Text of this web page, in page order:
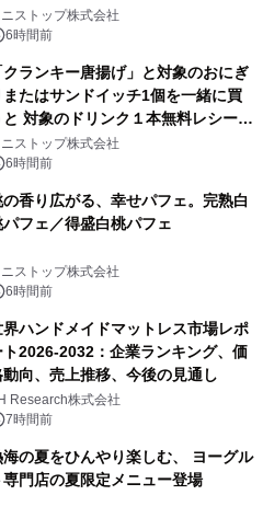
ニストップ株式会社
6時間前
クランキー唐揚げ」と対象のおにぎ
またはサンドイッチ1個を一緒に買
と 対象のドリンク１本無料レシート
ーポンもらえる！※1
ニストップ株式会社
6時間前
の香り広がる、幸せパフェ。完熟白
パフェ／得盛白桃パフェ
ニストップ株式会社
6時間前
界ハンドメイドマットレス市場レポ
ト2026-2032：企業ランキング、価
動向、売上推移、今後の見通し
Research株式会社
7時間前
海の夏をひんやり楽しむ、 ヨーグル
専門店の夏限定メニュー登場